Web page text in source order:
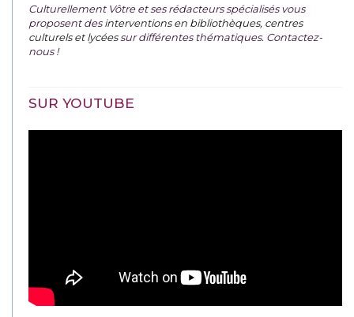
Culturellement Vôtre et ses rédacteurs spécialisés vous
proposent desinterventions en bibliothèques, centres
culturels et lycéessur différentes thématiques. Contactez-
nous !
SUR YOUTUBE